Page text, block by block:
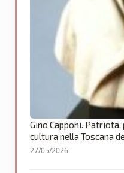
Gino Capponi.
cultura nella Toscana
27/05/2026